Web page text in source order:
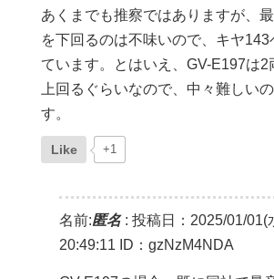
あくまでも推察ではありますが、
を下回るのは不味いので、キヤ
ています。とはいえ、GV-E197は2
上回るぐらいなので、中々難しい
す。
Like +1
名前:匿名: 投稿日：2025/01/01(
20:49:11
ID：gzNzM4NDA